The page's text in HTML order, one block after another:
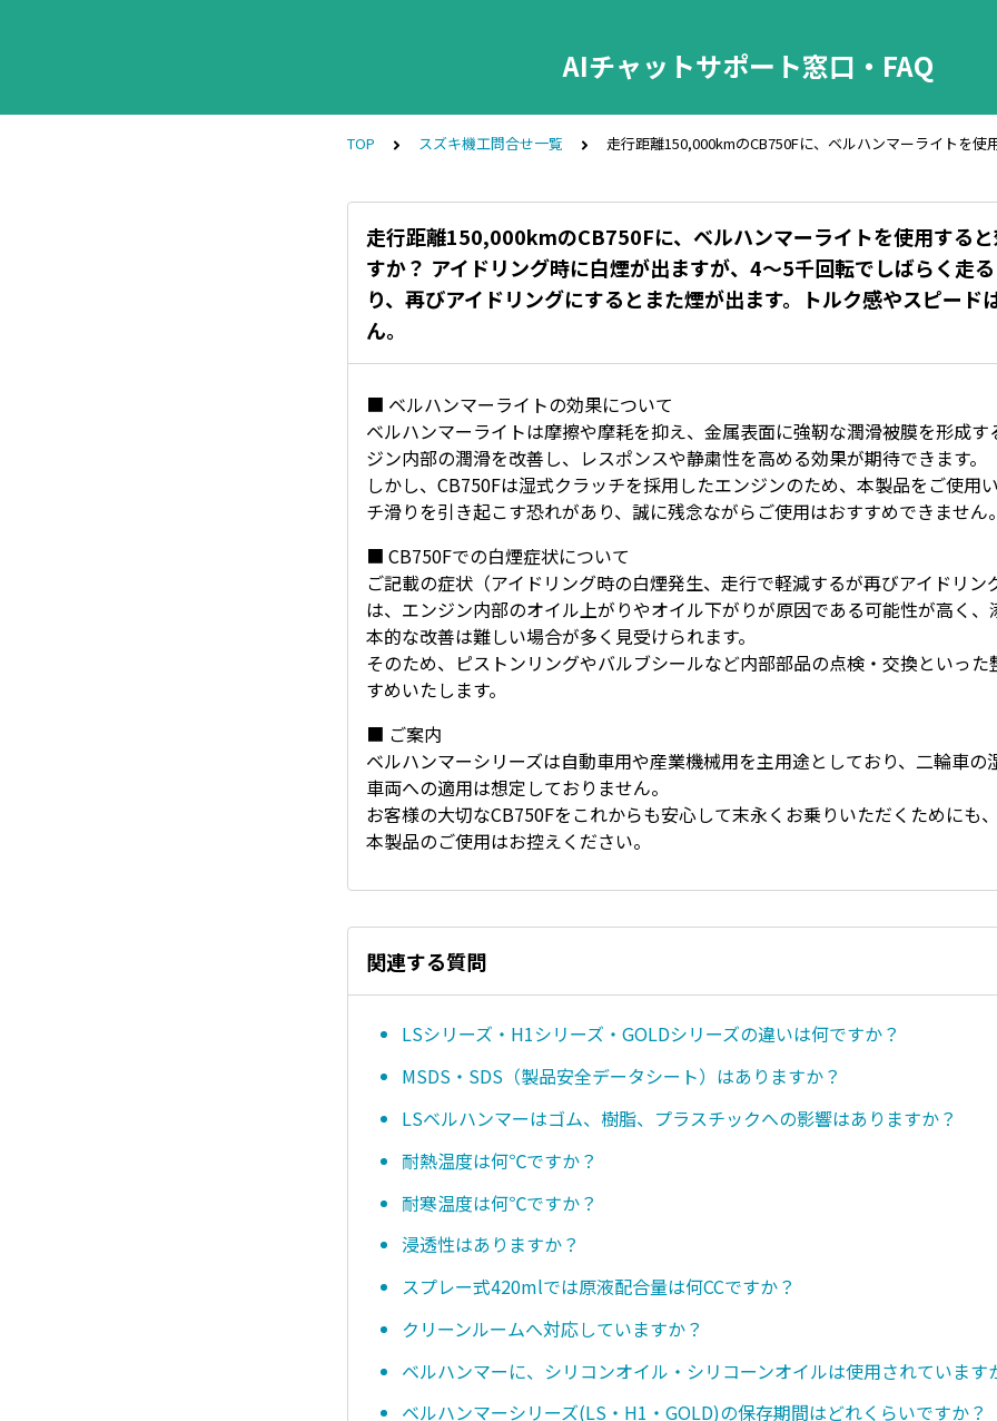
AIチャットサポート窓口・FAQ
TOP スズキ機工問合せ一覧 走行距離150,000kmのCB750Fに、ベルハンマーライトを
走行距離150,000kmのCB750Fに、ベルハンマーライトを使用する
すか？ アイドリング時に白煙が出ますが、4〜5千回転でしばらく走
り、再びアイドリングにするとまた煙が出ます。トルク感やスピード
ん。
■ ベルハンマーライトの効果について
ベルハンマーライトは摩擦や摩耗を抑え、金属表面に強靭な潤滑被膜を形成す
ジン内部の潤滑を改善し、レスポンスや静粛性を高める効果が期待できます。
しかし、CB750Fは湿式クラッチを採用したエンジンのため、本製品をご使用
チ滑りを引き起こす恐れがあり、誠に残念ながらご使用はおすすめできません。
■ CB750Fでの白煙症状について
ご記載の症状（アイドリング時の白煙発生、走行で軽減するが再びアイドリン
は、エンジン内部のオイル上がりやオイル下がりが原因である可能性が高く、
本的な改善は難しい場合が多く見受けられます。
そのため、ピストンリングやバルブシールなど内部部品の点検・交換といった
すめいたします。
■ ご案内
ベルハンマーシリーズは自動車用や産業機械用を主用途としており、二輪車の
車両への適用は想定しておりません。
お客様の大切なCB750Fをこれからも安心して末永くお乗りいただくためにも
本製品のご使用はお控えください。
関連する質問
LSシリーズ・H1シリーズ・GOLDシリーズの違いは何ですか？
MSDS・SDS（製品安全データシート）はありますか？
LSベルハンマーはゴム、樹脂、プラスチックへの影響はありますか？
耐熱温度は何℃ですか？
耐寒温度は何℃ですか？
浸透性はありますか？
スプレー式420mlでは原液配合量は何CCですか？
クリーンルームへ対応していますか？
ベルハンマーに、シリコンオイル・シリコーンオイルは使用されています
ベルハンマーシリーズ(LS・H1・GOLD)の保存期間はどれくらいですか？